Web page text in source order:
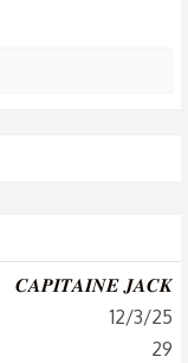
𝑪𝑨𝑷𝑰𝑻𝑨𝑰𝑵𝑬 𝑱𝑨𝑪𝑲
12/3/25
29